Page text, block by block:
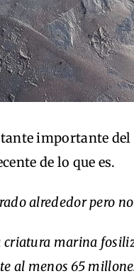
importante
de lo que es.
alrededor pero
criatura marina
al menos 65